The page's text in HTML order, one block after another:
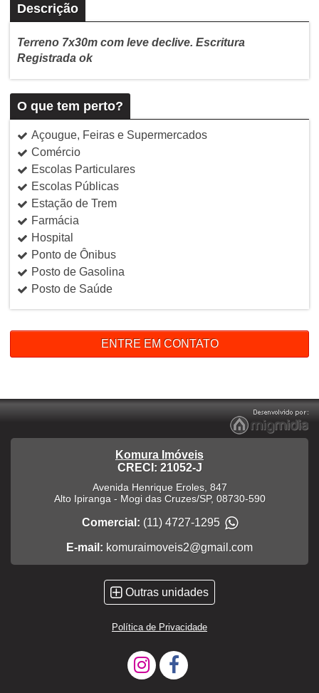
Descrição
Terreno 7x30m com leve declive. Escritura
Registrada ok
O que tem perto?
Açougue, Feiras e Supermercados
Comércio
Escolas Particulares
Escolas Públicas
Estação de Trem
Farmácia
Hospital
Ponto de Ônibus
Posto de Gasolina
Posto de Saúde
ENTRE EM CONTATO
Komura Imóveis
CRECI: 21052-J
Avenida Henrique Eroles, 847
Alto Ipiranga - Mogi das Cruzes/SP, 08730-590
Comercial: (11) 4727-1295
E-mail: komuraimoveis2@gmail.com
Outras unidades
Política de Privacidade